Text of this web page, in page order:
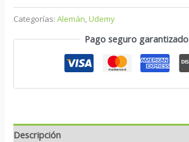
Categorías:Alemán,Udemy
Pago seguro garantizado
Descripción